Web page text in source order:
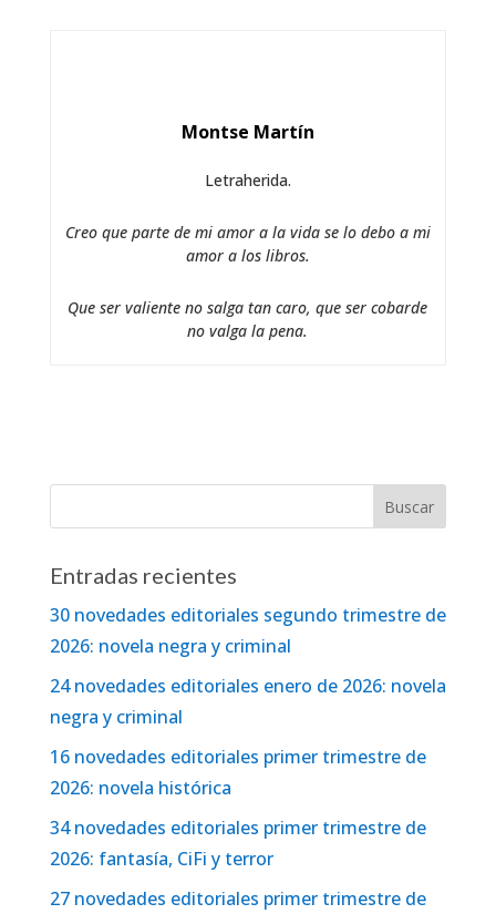
Montse Martín
Letraherida.
Creo que parte de mi amor a la vida se lo debo a mi
amor a los libros.
Que ser valiente no salga tan caro, que ser cobarde
no valga la pena.
Entradas recientes
30 novedades editoriales segundo trimestre de
2026: novela negra y criminal
24 novedades editoriales enero de 2026: novela
negra y criminal
16 novedades editoriales primer trimestre de
2026: novela histórica
34 novedades editoriales primer trimestre de
2026: fantasía, CiFi y terror
27 novedades editoriales primer trimestre de